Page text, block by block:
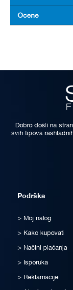
Ocene
Dobro došli na
svih tipova
Podrška
Moj nalog
Kako kupovati
Načini plaćanja
Isporuka
Reklamacije